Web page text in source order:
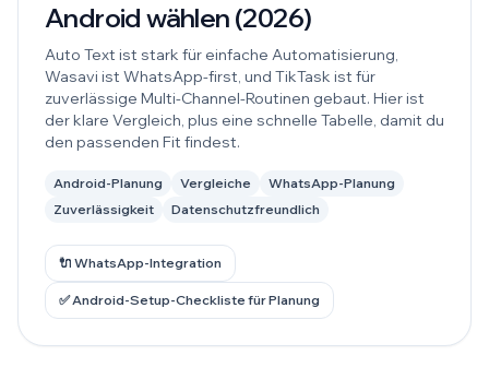
Android wählen (2026)
Auto Text ist stark für einfache Automatisierung,
Wasavi ist WhatsApp-first, und TikTask ist für
zuverlässige Multi-Channel-Routinen gebaut. Hier ist
der klare Vergleich, plus eine schnelle Tabelle, damit du
den passenden Fit findest.
Android-Planung Vergleiche
WhatsApp-Planung
Zuverlässigkeit
Datenschutzfreundlich
🔌 WhatsApp-Integration
✅ Android-Setup-Checkliste für Planung